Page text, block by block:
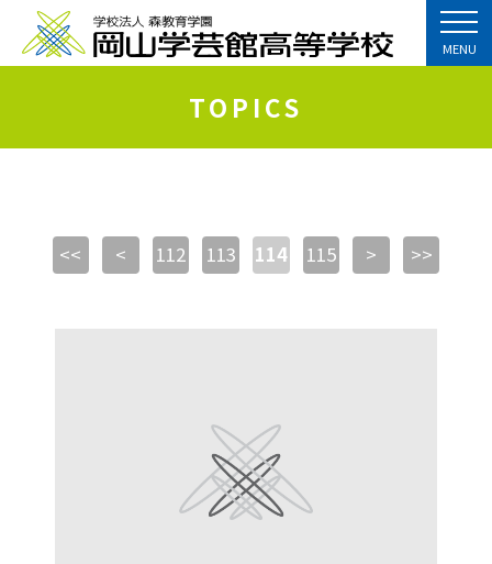
MENU
TOPICS
<< < 112 113 114 115 > >>